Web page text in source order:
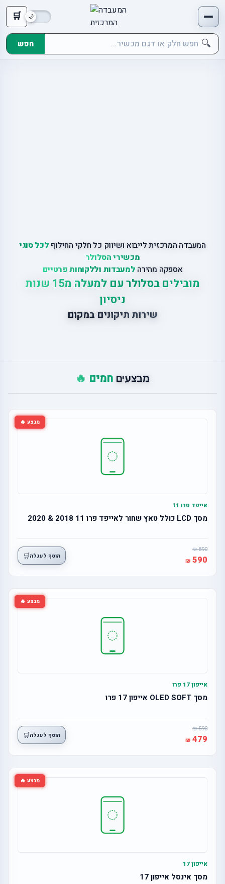
🛒
🔍 חפש
המעבדה המרכזית לייבוא ושיווק כל חלקי החילוףלכל סוגי
מכשירי הסלולר
אספקה מהירה למעבדות וללקוחות פרטיים
מובילים בסלולר עם למעלה מ15 שנות
ניסיון
שירות תיקונים במקום
מבצעים חמים 🔥
מבצע 🔥
אייפד פרו 11
מסך LCD כולל טאץ שחור לאייפד פרו 11 2018 & 2020
890
590 הוסף לעגלה🛒
מבצע 🔥
אייפון 17 פרו
מסך OLED SOFT אייפון 17 פרו
590
479 הוסף לעגלה🛒
מבצע 🔥
אייפון 17
מסך אינסל אייפון 17